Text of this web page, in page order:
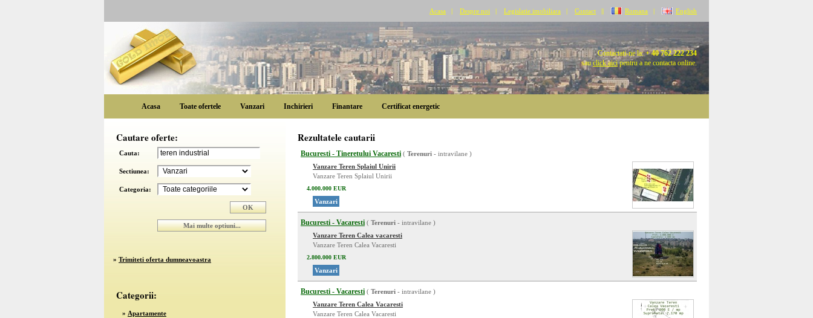
Acasa | Despre noi | Legislatie imobiliara | Contact || Romana | English
Contactati-ne la:+ 40 762 222 234
sauclick aicipentru a ne contacta online.
Acasa Toate ofertele Vanzari Inchirieri Finantare Certificat energetic
Cautare oferte:
Cauta:
Sectiunea:
Categoria:
» Trimiteti oferta dumneavoastra
Categorii:
» Apartamente
Rezultatele cautarii
Bucuresti - Tineretului Vacaresti ( Terenuri - intravilane )
Vanzare Teren Splaiul Unirii
Vanzare Teren Splaiul Unirii
4.000.000 EUR
Vanzari
Bucuresti - Vacaresti ( Terenuri - intravilane )
Vanzare Teren Calea vacaresti
Vanzare Teren Calea Vacaresti
2.800.000 EUR
Vanzari
Bucuresti - Vacaresti ( Terenuri - intravilane )
Vanzare Teren Calea Vacaresti
Vanzare Teren Calea Vacaresti